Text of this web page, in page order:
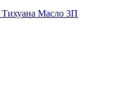
Тихуана Масло 3П